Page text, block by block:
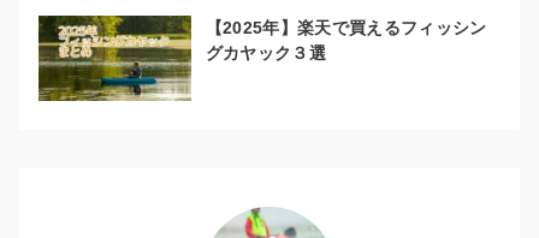
【2025年】楽天で買えるフィッシン
グカヤック３選